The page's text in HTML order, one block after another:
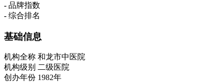
- 品牌指数
- 综合排名
基础信息
机构全称 和龙市中医院
机构级别 二级医院
创办年份 1982年